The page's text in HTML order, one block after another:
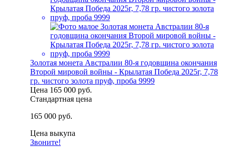
Золотая монета Австралии 80-я годовщина окончания
Второй мировой войны - Крылатая Победа 2025г, 7,78
гр. чистого золота пруф, проба 9999
Цена 165 000 руб.
Стандартная цена
165 000 руб.
Цена выкупа
Звоните!